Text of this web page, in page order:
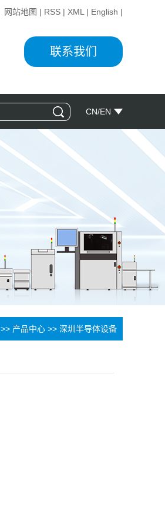
网站地图 | RSS | XML | English |
联系我们
CN/EN
>> 产品中心 >> 深圳半导体设备